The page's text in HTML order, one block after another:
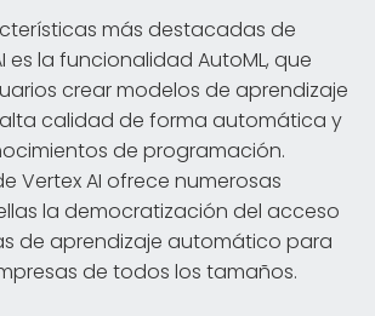
más destacadas de
es la funcionalidad AutoML, que
crear modelos de aprendizaje
calidad de forma automática y
de programación.
Vertex AI ofrece numerosas
la democratización del acceso
de aprendizaje automático para
de todos los tamaños.